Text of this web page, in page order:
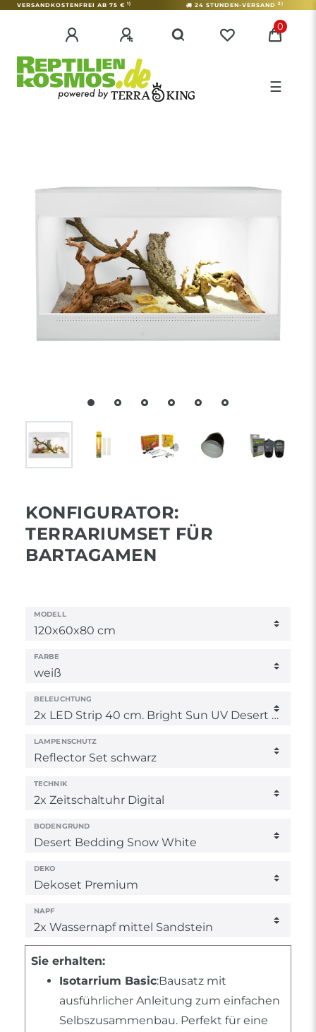
VERSANDKOSTENFREI AB 75 € 1) 24 STUNDEN-VERSAND 2)
0
☰
KONFIGURATOR:
TERRARIUMSET FÜR
BARTAGAMEN
MODELL
FARBE
BELEUCHTUNG
LAMPENSCHUTZ
TECHNIK
BODENGRUND
DEKO
NAPF
Sie erhalten:
Isotarrium Basic:Bausatz mit
ausführlicher Anleitung zum einfachen
Selbszusammenbau. Perfekt für eine